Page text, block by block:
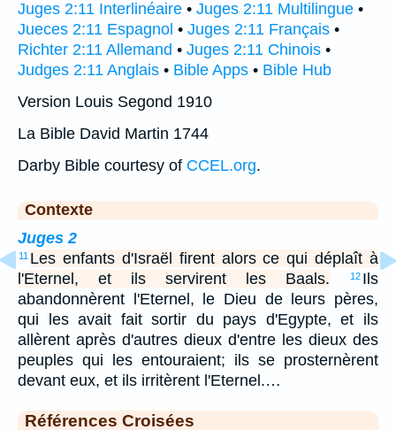
Juges 2:11 Interlinéaire • Juges 2:11 Multilingue •
Jueces 2:11 Espagnol • Juges 2:11 Français •
Richter 2:11 Allemand • Juges 2:11 Chinois •
Judges 2:11 Anglais • Bible Apps • Bible Hub
Version Louis Segond 1910
La Bible David Martin 1744
Darby Bible courtesy of CCEL.org.
Contexte
Juges 2
11 Les enfants d'Israël firent alors ce qui déplaît à
l'Eternel, et ils servirent les Baals.
12 Ils
abandonnèrent l'Eternel, le Dieu de leurs pères,
qui les avait fait sortir du pays d'Egypte, et ils
allèrent après d'autres dieux d'entre les dieux des
peuples qui les entouraient; ils se prosternèrent
devant eux, et ils irritèrent l'Eternel.…
Références Croisées